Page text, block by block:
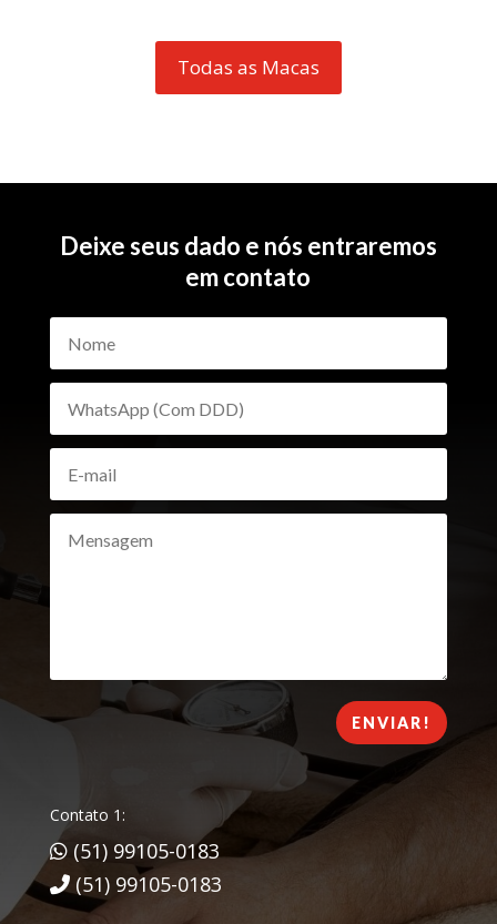
Todas as Macas
Deixe seus dado e nós entraremos
em contato
ENVIAR!
Contato 1:
(51) 99105-0183
(51) 99105-0183